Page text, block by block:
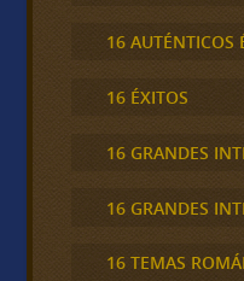
16 AUTÉNTICOS
16 ÉXITOS
16 GRANDES
16 GRANDES
16 TEMAS